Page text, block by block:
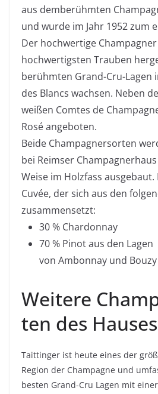
aus demberühmten
und wurde im Jahr 1952 zum
Der hochwertige
hochwertigsten Trauben
berühmten Grand-Cru-Lagen
des Blancs wachsen. Neben
weißen Comtes de
Rosé angeboten.
Beide Champagnersorten
bei Reimser Champagnerhaus
Weise im Holzfass ausgebaut.
Cuvée, der sich aus den
zusammensetzt:
30 % Chardonnay
70 % Pinotaus den Lagen
von Ambonnay und Bouzy
Weitere
ten des Hauses
Taittinger ist heute eines der
Region der Champagne und
besten Grand-Cru Lagen mit